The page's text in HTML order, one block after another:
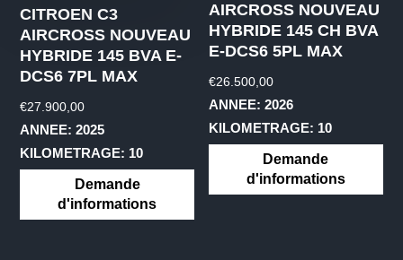
CITROEN C3
AIRCROSS NOUVEAU
HYBRIDE 145 BVA E-
DCS6 7PL MAX
€27.900,00
ANNEE: 2025
KILOMETRAGE: 10
Demande
d'informations
AIRCROSS NOUVEAU
HYBRIDE 145 CH BVA
E-DCS6 5PL MAX
€26.500,00
ANNEE: 2026
KILOMETRAGE: 10
Demande
d'informations